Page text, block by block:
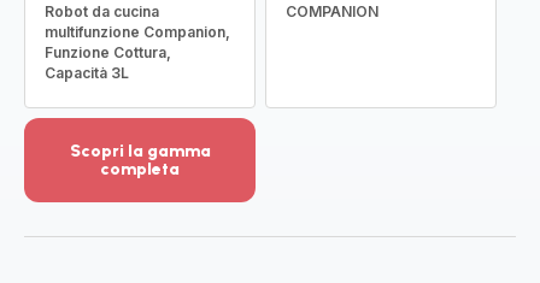
Robot da cucina
multifunzione Companion,
Funzione Cottura,
Capacità 3L
COMPANION
Scopri la gamma
completa
dettagli